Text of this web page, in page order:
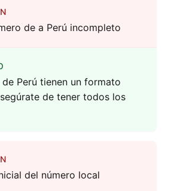
de a Perú incompleto
Perú tienen un formato
de tener todos los
del número local